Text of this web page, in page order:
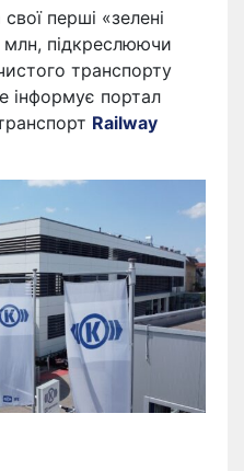
перші «зелені
млн, підкреслюючи
транспорту
інформує портал
Railway